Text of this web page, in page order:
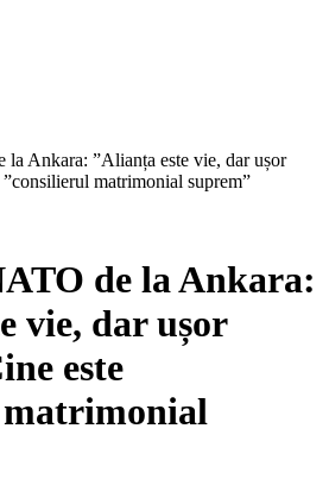
la Ankara: ”Alianța este vie, dar ușor
”consilierul matrimonial suprem”
de la Ankara:
vie, dar ușor
este